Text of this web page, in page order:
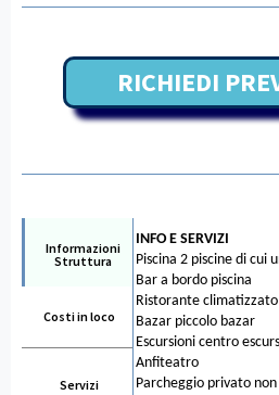
RICHIEDI
Informazioni
Struttura
Costi in loco
Servizi
INFO E SERVIZI
Piscina 2 piscine di cui
Bar a bordo piscina
Ristorante
Bazar piccolo bazar
Escursioni centro
Anfiteatro
Parcheggio privato